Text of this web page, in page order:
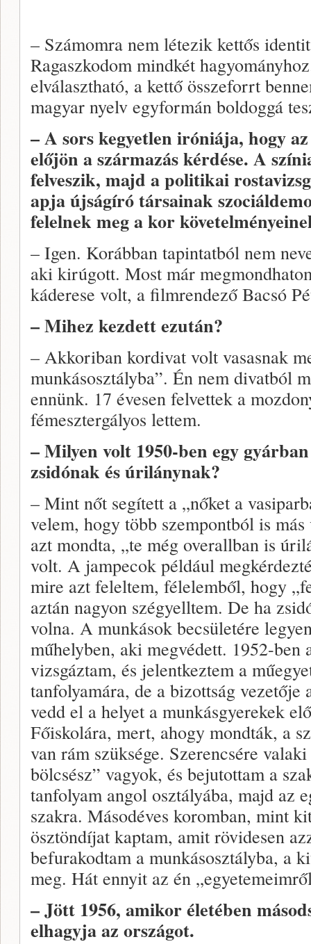
– Számomra nem létezik kettős
Ragaszkodom mindkét
elválasztható, a kettő összeforrt
magyar nyelv egyformán boldoggá
– A sors kegyetlen iróniája, hogy
előjön a származás kérdése. A
felveszik, majd a politikai
apja újságíró társainak
felelnek meg a kor
– Igen. Korábban tapintatból nem
aki kirúgott. Most már
káderese volt, a filmrendező Bacsó
– Mihez kezdett ezután?
– Akkoriban kordivat volt vasasnak
munkásosztályba”. Én nem divatból
ennünk. 17 évesen felvettek a
fémesztergályos lettem.
– Milyen volt 1950-ben egy
zsidónak és úrilánynak?
– Mint nőt segített a „nőket a
velem, hogy több szempontból is
azt mondta, „te még overallban is
volt. A jampecok például
mire azt feleltem, félelemből, hogy
aztán nagyon szégyelltem. De ha
volna. A munkások becsületére
műhelyben, aki megvédett. 1952-ben
vizsgáztam, és jelentkeztem a
tanfolyamára, de a bizottság
vedd el a helyet a munkásgyerekek
Főiskolára, mert, ahogy mondták, a
van rám szüksége. Szerencsére
bölcsész” vagyok, és bejutottam a
tanfolyam angol osztályába, majd az
szakra. Másodéves koromban, mint
ösztöndíjat kaptam, amit rövidesen
befurakodtam a munkásosztályba, a
meg. Hát ennyit az én
– Jött 1956, amikor életében
elhagyja az országot.